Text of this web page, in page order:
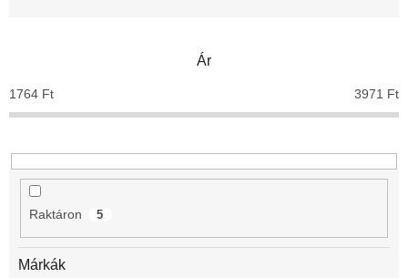
r
e
d
e
Ár
1764 Ft 3971 Ft
Raktáron 5
Márkák